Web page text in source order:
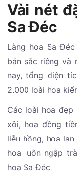
Vài nét
Sa Đéc
Làng hoa Sa
bản sắc riêng và
nay, tổng diện
2.000 loài hoa
Các loài hoa đẹp
xôi, hoa đồng
liễu hồng, hoa
hoa luôn ngập
hoa Sa Đéc.